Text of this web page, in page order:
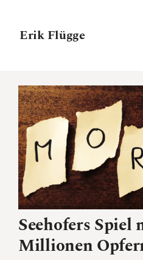
Erik Flügge
Seehofers Spiel
Millionen